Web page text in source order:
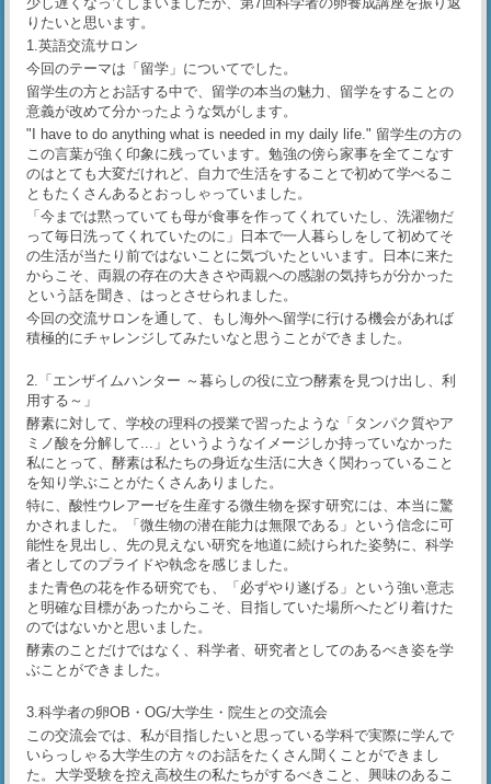
りたいと思います。
1.英語交流サロン
今回のテーマは「留学」についてでした。
留学生の方とお話する中で、留学の本当の魅力、留学をすることの
意義が改めて分かったような気がします。
"I have to do anything what is needed in my daily life." 留学生の方の
この言葉が強く印象に残っています。勉強の傍ら家事を全てこなす
のはとても大変だけれど、自力で生活をすることで初めて学べるこ
ともたくさんあるとおっしゃっていました。
「今までは黙っていても母が食事を作ってくれていたし、洗濯物だ
って毎日洗ってくれていたのに」日本で一人暮らしをして初めてそ
の生活が当たり前ではないことに気づいたといいます。日本に来た
からこそ、両親の存在の大きさや両親への感謝の気持ちが分かった
という話を聞き、はっとさせられました。
今回の交流サロンを通して、もし海外へ留学に行ける機会があれば
積極的にチャレンジしてみたいなと思うことができました。
2.「エンザイムハンター ～暮らしの役に立つ酵素を見つけ出し、利
用する～」
酵素に対して、学校の理科の授業で習ったような「タンパク質やア
ミノ酸を分解して...」というようなイメージしか持っていなかった
私にとって、酵素は私たちの身近な生活に大きく関わっていること
を知り学ぶことがたくさんありました。
特に、酸性ウレアーゼを生産する微生物を探す研究には、本当に驚
かされました。「微生物の潜在能力は無限である」という信念に可
能性を見出し、先の見えない研究を地道に続けられた姿勢に、科学
者としてのプライドや執念を感じました。
また青色の花を作る研究でも、「必ずやり遂げる」という強い意志
と明確な目標があったからこそ、目指していた場所へたどり着けた
のではないかと思いました。
酵素のことだけではなく、科学者、研究者としてのあるべき姿を学
ぶことができました。
3.科学者の卵OB・OG/大学生・院生との交流会
この交流会では、私が目指したいと思っている学科で実際に学んで
いらっしゃる大学生の方々のお話をたくさん聞くことができまし
た。大学受験を控え高校生の私たちがするべきこと、興味のあるこ